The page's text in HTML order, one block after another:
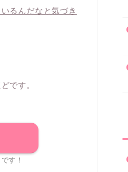
るんだなと気づき
です。
す！